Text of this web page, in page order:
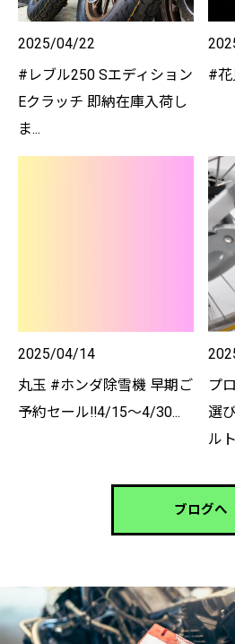
2025/04/22
#レブル250 Sエディション
Eクラッチ 即納在庫入荷し
ま...
#花
2025/04/14
丸玉 #ホンダ除雪機 早期ご
予約セール‼️4/15〜4/30...
プ
選
ル
ブログへ